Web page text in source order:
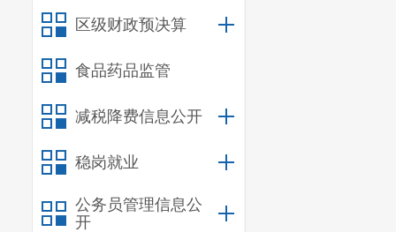
区级财政预决算
食品药品监管
减税降费信息公开
稳岗就业
公务员管理信息公
开